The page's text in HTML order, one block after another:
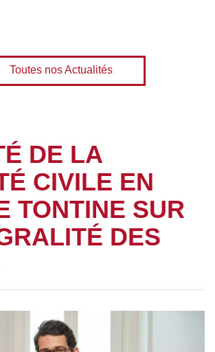
Toutes nos Actualités
DE LA
CIVILE EN
TONTINE SUR
DES